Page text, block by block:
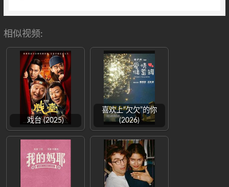
相似视频:
戏台 (2025)
喜欢上“欠欠”的你
(2026)